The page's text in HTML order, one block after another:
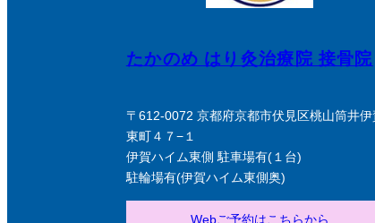
たかのめ はり灸治療院 接骨院
〒612-0072 京都府京都市伏見区桃山筒井伊
東町４７−１
伊賀ハイム東側 駐車場有(１台)
駐輪場有(伊賀ハイム東側奥)
Webご予約はこちらから